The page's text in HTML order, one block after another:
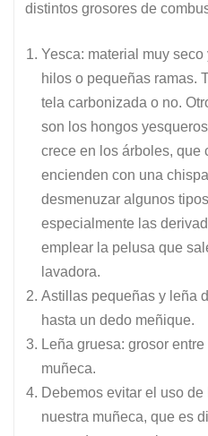
distintos grosores de
Yesca: material muy
hilos o pequeñas ramas.
tela carbonizada o no.
son los hongos
crece en los árboles, que
encienden con una
desmenuzar algunos
especialmente las
emplear la pelusa que
lavadora.
Astillas pequeñas y leña
hasta un dedo meñique.
Leña gruesa: grosor
muñeca.
Debemos evitar el uso
nuestra muñeca, que es